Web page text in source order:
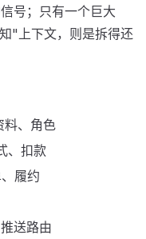
号；只有一个巨大
"上下文，则是拆得还
、角色
、扣款
履约
送路由